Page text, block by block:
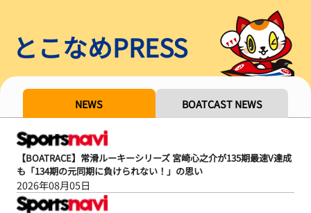
とこなめPRESS
NEWS BOATCAST NEWS
【BOATRACE】常滑ルーキーシリーズ 宮崎心之介が135期最速V達成
も「134期の元同期に負けられない！」の思い
2026年08月05日